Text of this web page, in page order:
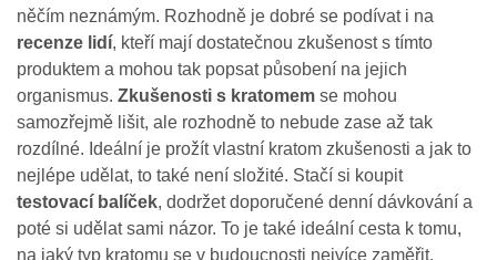
něčím neznámým. Rozhodně je dobré se podívat i na
recenze lidí, kteří mají dostatečnou zkušenost s tímto
produktem a mohou tak popsat působení na jejich
organismus. Zkušenosti s kratomem se mohou
samozřejmě lišit, ale rozhodně to nebude zase až tak
rozdílné. Ideální je prožít vlastní kratom zkušenosti a jak to
nejlépe udělat, to také není složité. Stačí si koupit
testovací balíček, dodržet doporučené denní dávkování a
poté si udělat sami názor. To je také ideální cesta k tomu,
na jaký typ kratomu se v budoucnosti nejvíce zaměřit.